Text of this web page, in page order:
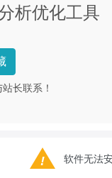
析优化工具
长联系！
软件无法
课程录制编辑工具